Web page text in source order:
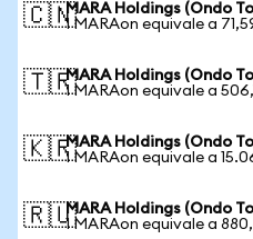
🇨🇳MARA Holdings (Ondo
1 MARAon equivale a
🇹🇷MARA Holdings (Ondo
1 MARAon equivale a
🇰🇷MARA Holdings (Ondo
1 MARAon equivale a
🇷🇺MARA Holdings (Ondo
1 MARAon equivale a